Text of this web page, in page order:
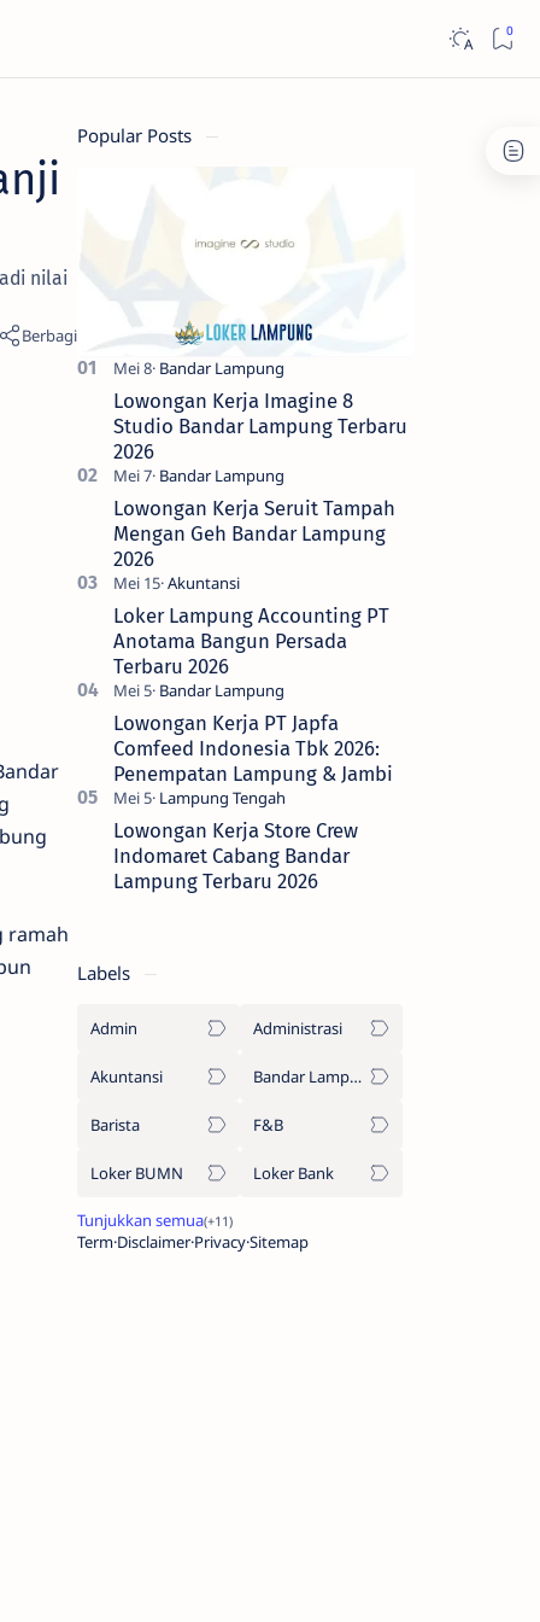
nilai
ramah
Popular Posts
Lowongan Kerja Imagine 8
Studio Bandar Lampung Terbaru
2026
Lowongan Kerja Seruit Tampah
Mengan Geh Bandar Lampung
2026
Loker Lampung Accounting PT
Anotama Bangun Persada
Terbaru 2026
Lowongan Kerja PT Japfa
Comfeed Indonesia Tbk 2026:
Penempatan Lampung & Jambi
Lowongan Kerja Store Crew
Indomaret Cabang Bandar
Lampung Terbaru 2026
Labels
Admin Administrasi
Akuntansi Bandar Lampung
Barista F&B
Loker BUMN Loker Bank
TermDisclaimerPrivacySitemap